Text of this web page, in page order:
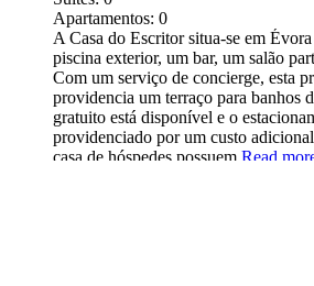
Apartamentos: 0
A Casa do Escritor situa-se em
piscina exterior, um bar, um salão
Com um serviço de concierge, esta
providencia um terraço para banhos
gratuito está disponível e o
providenciado por um custo
casa de hóspedes possuem Read